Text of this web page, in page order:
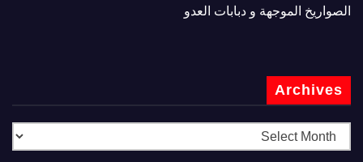
الصواريخ الموجهة و دبابات العدو
Archives